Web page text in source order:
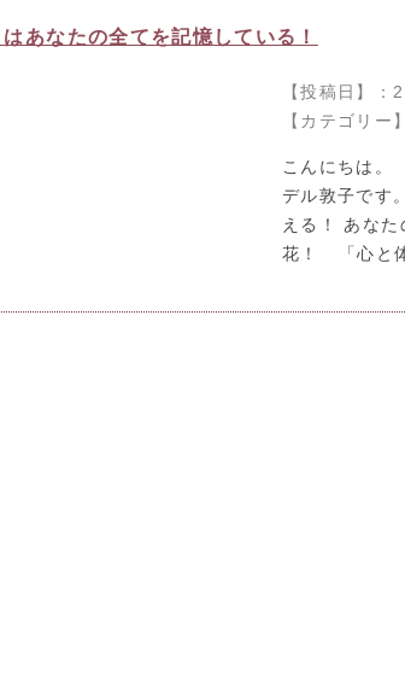
あなたの全てを記憶している！
【投稿日】
【カテゴリー
こんにちは
デル敦子で
える！ あな
花！ 「心と